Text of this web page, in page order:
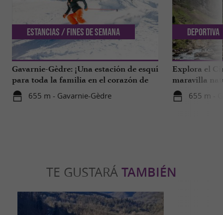
Gavarnie-Gèdre: ¡Una estación de esquí
para toda la familia en el corazón de
un magnífico paisaje!
655 m - Gavarnie-Gèdre
Estancias / Fines de semana
Explora el
maravilla
655 m -
Deportiva
TE GUSTARÁ TAMBIÉN